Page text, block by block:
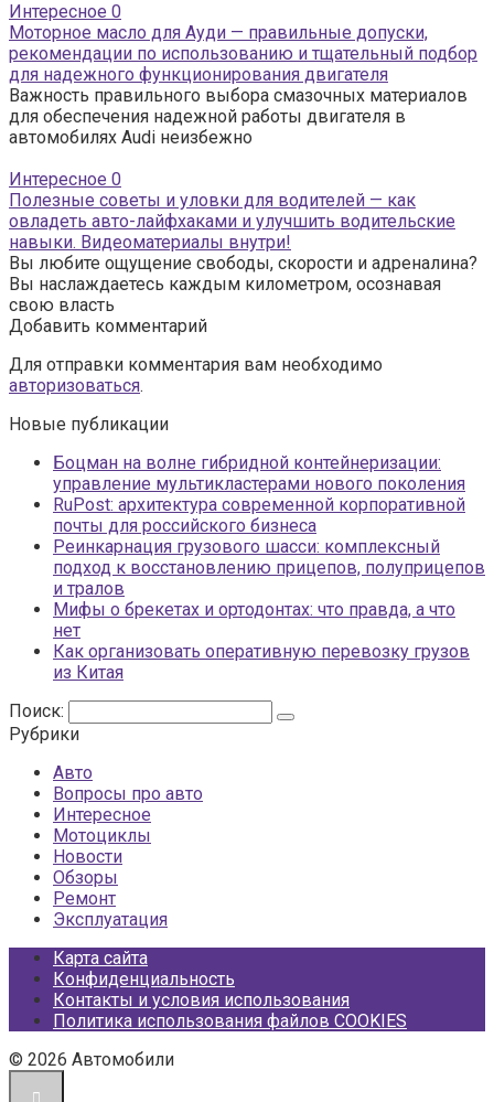
Интересное 0
Моторное масло для Ауди — правильные допуски,
рекомендации по использованию и тщательный подбор
для надежного функционирования двигателя
Важность правильного выбора смазочных материалов
для обеспечения надежной работы двигателя в
автомобилях Audi неизбежно
Интересное 0
Полезные советы и уловки для водителей — как
овладеть авто-лайфхаками и улучшить водительские
навыки. Видеоматериалы внутри!
Вы любите ощущение свободы, скорости и адреналина?
Вы наслаждаетесь каждым километром, осознавая
свою власть
Добавить комментарий
Для отправки комментария вам необходимо
авторизоваться.
Новые публикации
Боцман на волне гибридной контейнеризации:
управление мультикластерами нового поколения
RuPost: архитектура современной корпоративной
почты для российского бизнеса
Реинкарнация грузового шасси: комплексный
подход к восстановлению прицепов, полуприцепов
и тралов
Мифы о брекетах и ортодонтах: что правда, а что
нет
Как организовать оперативную перевозку грузов
из Китая
Поиск:
Рубрики
Авто
Вопросы про авто
Интересное
Мотоциклы
Новости
Обзоры
Ремонт
Эксплуатация
Карта сайта
Конфиденциальность
Контакты и условия использования
Политика использования файлов COOKIES
© 2026 Автомобили